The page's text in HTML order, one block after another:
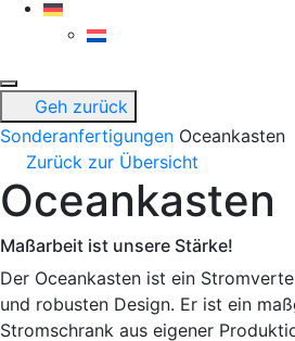
Geh zurück
Sonderanfertigungen Oceankasten
Zurück zur Übersicht
Oceankasten
Maßarbeit ist unsere Stärke!
Der Oceankasten ist ein
und robusten Design. Er ist ein
Stromschrank aus eigener